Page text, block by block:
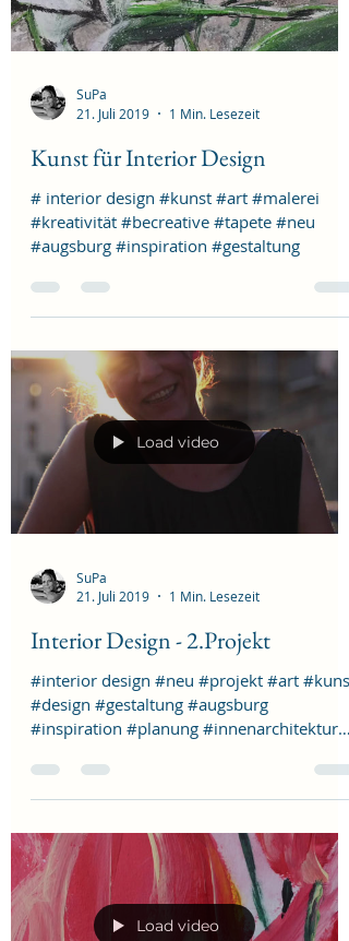
SuPa
21. Juli 2019
1 Min. Lesezeit
Kunst für Interior Design
# interior design #kunst #art #malerei
#kreativität #becreative #tapete #neu
#augsburg #inspiration #gestaltung
Load video
SuPa
21. Juli 2019
1 Min. Lesezeit
Interior Design - 2.Projekt
#interior design #neu #projekt #art #kunst
#design #gestaltung #augsburg
#inspiration #planung #innenarchitektur
Load video